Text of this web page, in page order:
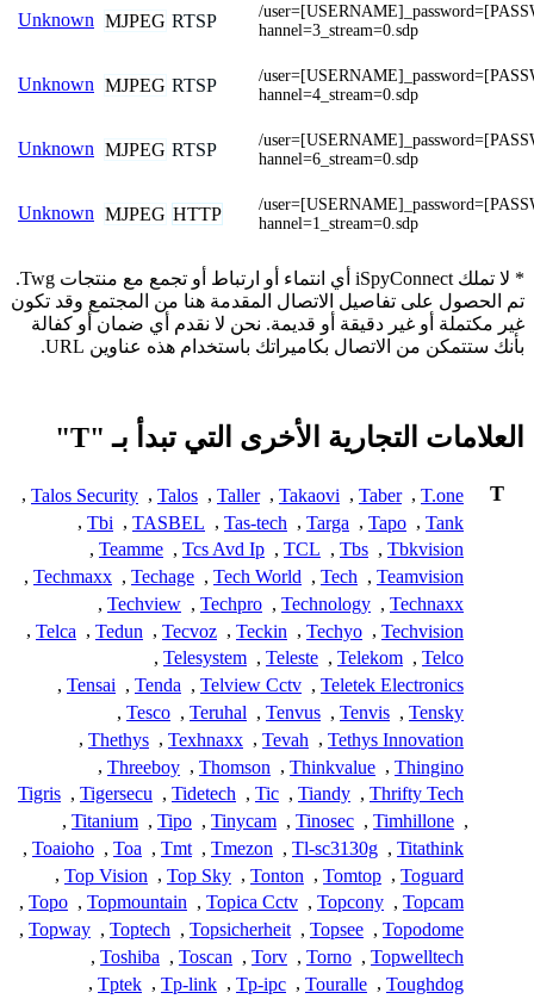
Unknown MJPEG RTSP
/
hannel=3_stream=0.sdp
Unknown MJPEG RTSP
/
hannel=4_stream=0.sdp
Unknown MJPEG RTSP
/
hannel=6_stream=0.sdp
Unknown MJPEG HTTP
/
hannel=1_stream=0.sdp
* لا تملك iSpyConnect أي انتماء أو ارتباط أو تجمع مع منتجات Twg.
تم الحصول على تفاصيل الاتصال المقدمة هنا من المجتمع وقد تكون
غير مكتملة أو غير دقيقة أو قديمة. نحن لا نقدم أي ضمان أو كفالة
بأنك ستتمكن من الاتصال بكاميراتك باستخدام هذه عناوين URL.
العلامات التجارية الأخرى التي تبدأ بـ "T"
T
T.one
,
Taber
,
Takaovi
,
Taller
,
Talos
,
Talos Security
,
Tank
,
Tapo
,
Targa
,
Tas-tech
,
TASBEL
,
Tbi
,
Tbkvision
,
Tbs
,
TCL
,
Tcs Avd Ip
,
Teamme
,
Teamvision
,
Tech
,
Tech World
,
Techage
,
Techmaxx
,
Technaxx
,
Technology
,
Techpro
,
Techview
,
Techvision
,
Techyo
,
Teckin
,
Tecvoz
,
Tedun
,
Telca
,
Telco
,
Telekom
,
Teleste
,
Telesystem
,
Teletek Electronics
,
Telview Cctv
,
Tenda
,
Tensai
,
Tensky
,
Tenvis
,
Tenvus
,
Teruhal
,
Tesco
,
Tethys Innovation
,
Tevah
,
Texhnaxx
,
Thethys
,
Thingino
,
Thinkvalue
,
Thomson
,
Threeboy
,
Thrifty Tech
,
Tiandy
,
Tic
,
Tidetech
,
Tigersecu
,
Tigris
,
Timhillone
,
Tinosec
,
Tinycam
,
Tipo
,
Titanium
,
Titathink
,
Tl-sc3130g
,
Tmezon
,
Tmt
,
Toa
,
Toaioho
,
Toguard
,
Tomtop
,
Tonton
,
Top Sky
,
Top Vision
,
Topcam
,
Topcony
,
Topica Cctv
,
Topmountain
,
Topo
,
Topodome
,
Topsee
,
Topsicherheit
,
Toptech
,
Topway
,
Topwelltech
,
Torno
,
Torv
,
Toscan
,
Toshiba
,
Toughdog
,
Touralle
,
Tp-ipc
,
Tp-link
,
Tptek
,